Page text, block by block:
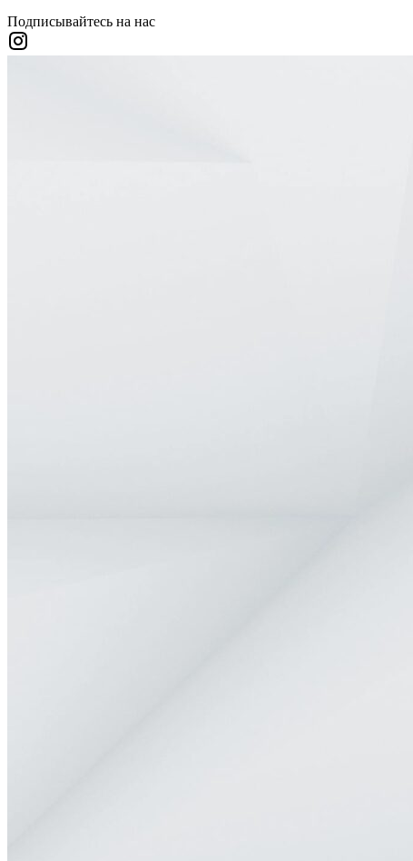
Подписывайтесь на нас